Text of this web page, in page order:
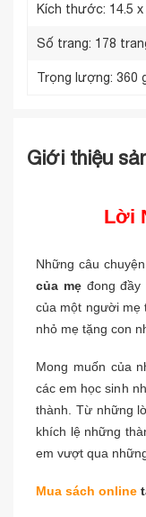
Kích thước: 14.5
Số trang: 178
Trọng lượng: 360
Giới thiệu
Lời
Những câu
của mẹ đong
của một người mẹ
nhỏ mẹ tặng con
Mong muốn của
các em học sinh
thành. Từ những
khích lệ những
em vượt qua
Mua sách online